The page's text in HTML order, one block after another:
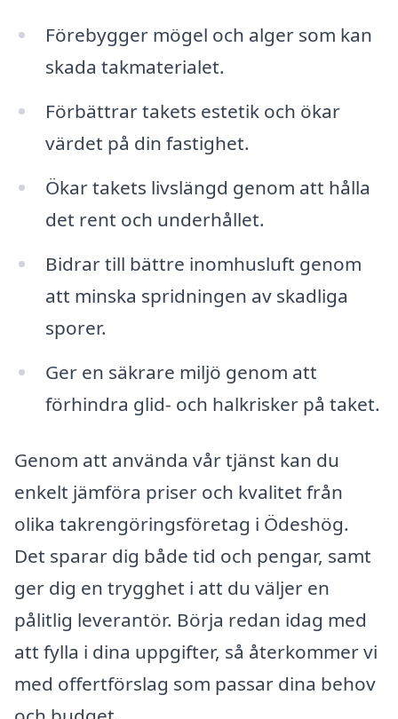
Förebygger mögel och alger som kan
skada takmaterialet.
Förbättrar takets estetik och ökar
värdet på din fastighet.
Ökar takets livslängd genom att hålla
det rent och underhållet.
Bidrar till bättre inomhusluft genom
att minska spridningen av skadliga
sporer.
Ger en säkrare miljö genom att
förhindra glid- och halkrisker på taket.
Genom att använda vår tjänst kan du
enkelt jämföra priser och kvalitet från
olika takrengöringsföretag i Ödeshög.
Det sparar dig både tid och pengar, samt
ger dig en trygghet i att du väljer en
pålitlig leverantör. Börja redan idag med
att fylla i dina uppgifter, så återkommer vi
med offertförslag som passar dina behov